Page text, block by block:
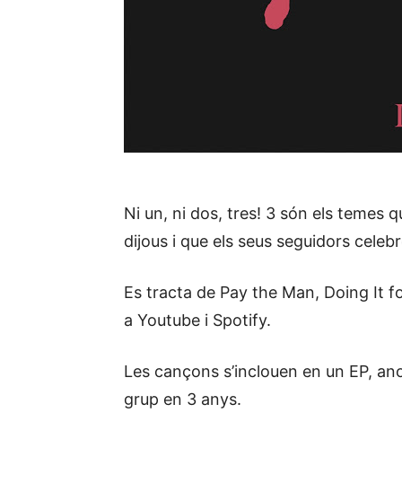
Ni un, ni dos, tres! 3 són els temes
dijous i que els seus seguidors
Es tracta de Pay the Man, Doing It
a Youtube i Spotify.
Les cançons s’inclouen en un EP,
grup en 3 anys.